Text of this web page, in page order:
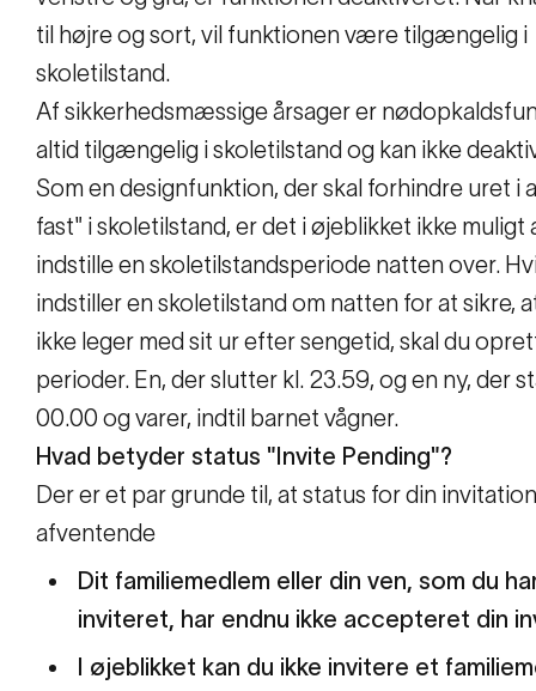
til højre og sort, vil funktionen være tilgængelig i
skoletilstand.
Af sikkerhedsmæssige årsager er
altid tilgængelig i skoletilstand og kan ikke
Som en designfunktion, der skal forhindre uret i
fast" i skoletilstand, er det i øjeblikket ikke muligt
indstille en skoletilstandsperiode natten over.
indstiller en skoletilstand om natten for at sikre,
ikke leger med sit ur efter sengetid, skal du
perioder. En, der slutter kl. 23.59, og en ny, der
00.00 og varer, indtil barnet vågner.
Hvad betyder status "Invite Pending"?
Der er et par grunde til, at status for din
afventende
Dit familiemedlem eller din ven, som du
inviteret, har endnu ikke accepteret din
I øjeblikket kan du ikke invitere et